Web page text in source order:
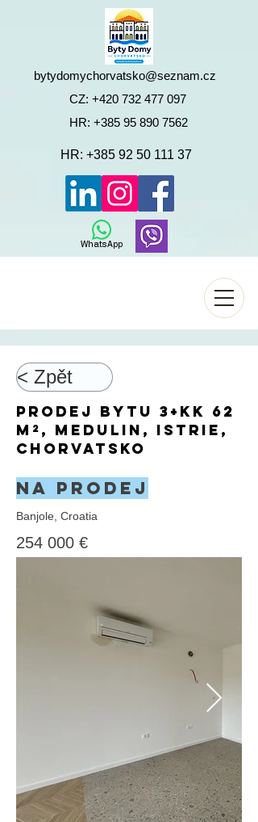
HR: +385 95 890 7562
CZ: +420 732 477 097
WhatsApp
bytydomychorvatsko@seznam.cz
HR: +385 92 50 111 37
< Zpět
Prodej bytu 3+kk 62
m², Medulin, Istrie,
Chorvatsko
Na prodej
Banjole, Croatia
254 000 €